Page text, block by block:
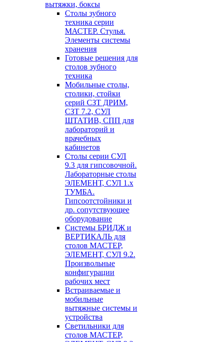
вытяжки, боксы
Столы зубного
техника серии
МАСТЕР. Стулья.
Элементы системы
хранения
Готовые решения для
столов зубного
техника
Мобильные столы,
столики, стойки
серий СЗТ ДРИМ,
СЗТ 7.2, СУЛ
ШТАТИВ, СПП для
лабораторий и
врачебных
кабинетов
Столы серии СУЛ
9.3 для гипсовочной.
Лабораторные столы
ЭЛЕМЕНТ, СУЛ 1.х
ТУМБА.
Гипсоотстойники и
др. сопутствующее
оборудование
Системы БРИДЖ и
ВЕРТИКАЛЬ для
столов МАСТЕР,
ЭЛЕМЕНТ, СУЛ 9.2.
Произвольные
конфигурации
рабочих мест
Встраиваемые и
мобильные
вытяжные системы и
устройства
Светильники для
столов МАСТЕР,